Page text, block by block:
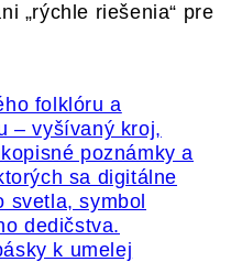
„rýchle riešenia“ pre
k umelej